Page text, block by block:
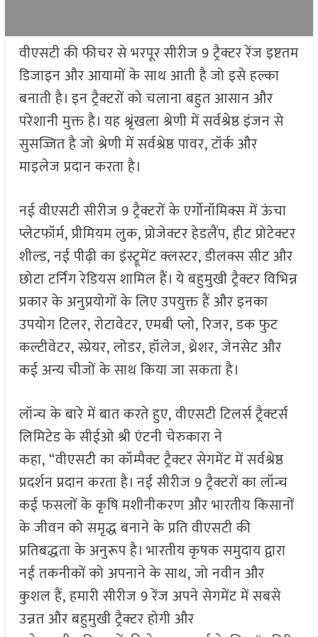
वीएसटी की फीचर से भरपूर सीरीज 9 ट्रैक्टर रेंज इष्टतम
डिजाइन और आयामों के साथ आती है जो इसे हल्का
बनाती है। इन ट्रैक्टरों को चलाना बहुत आसान और
परेशानी मुक्त है। यह श्रृंखला श्रेणी में सर्वश्रेष्ठ इंजन से
सुसज्जित है जो श्रेणी में सर्वश्रेष्ठ पावर, टॉर्क और
माइलेज प्रदान करता है।
नई वीएसटी सीरीज 9 ट्रैक्टरों के एर्गोनॉमिक्स में ऊंचा
प्लेटफॉर्म, प्रीमियम लुक, प्रोजेक्टर हेडलैंप, हीट प्रोटेक्टर
शील्ड, नई पीढ़ी का इंस्ट्रूमेंट क्लस्टर, डीलक्स सीट और
छोटा टर्निंग रेडियस शामिल हैं। ये बहुमुखी ट्रैक्टर विभिन्न
प्रकार के अनुप्रयोगों के लिए उपयुक्त हैं और इनका
उपयोग टिलर, रोटावेटर, एमबी प्लो, रिजर, डक फुट
कल्टीवेटर, स्प्रेयर, लोडर, हॉलेज, थ्रेशर, जेनसेट और
कई अन्य चीजों के साथ किया जा सकता है।
लॉन्च के बारे में बात करते हुए, वीएसटी टिलर्स ट्रैक्टर्स
लिमिटेड के सीईओ श्री एंटनी चेरुकारा ने
कहा, “वीएसटी का कॉम्पैक्ट ट्रैक्टर सेगमेंट में सर्वश्रेष्ठ
प्रदर्शन प्रदान करता है। नई सीरीज 9 ट्रैक्टरों का लॉन्च
कई फसलों के कृषि मशीनीकरण और भारतीय किसानों
के जीवन को समृद्ध बनाने के प्रति वीएसटी की
प्रतिबद्धता के अनुरूप है। भारतीय कृषक समुदाय द्वारा
नई तकनीकों को अपनाने के साथ, जो नवीन और
कुशल हैं, हमारी सीरीज 9 रेंज अपने सेगमेंट में सबसे
उन्नत और बहुमुखी ट्रैक्टर होगी और